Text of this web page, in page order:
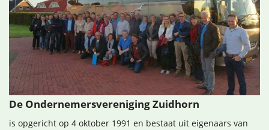
De Ondernemersvereniging Zuidhorn
is opgericht op 4 oktober 1991 en bestaat uit eigenaars van